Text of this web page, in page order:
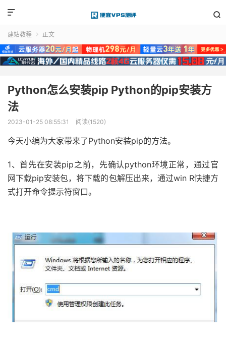


建站教程  正文
Python怎么安装pip Python的pip安装方
法
2023-01-25 08:55:31 阅读(1520)
今天小编为大家带来了Python安装pip的方法。
1、首先在安装pip之前，先确认python环境正常，通过官
网下载pip安装包，将下载的包解压出来，通过win R快捷方
式打开命令提示符窗口。